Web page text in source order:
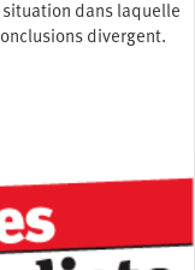
situation dans laquelle
divergent.